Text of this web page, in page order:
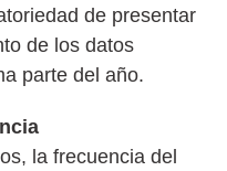
de presentar
de los datos
parte del año.
la frecuencia del